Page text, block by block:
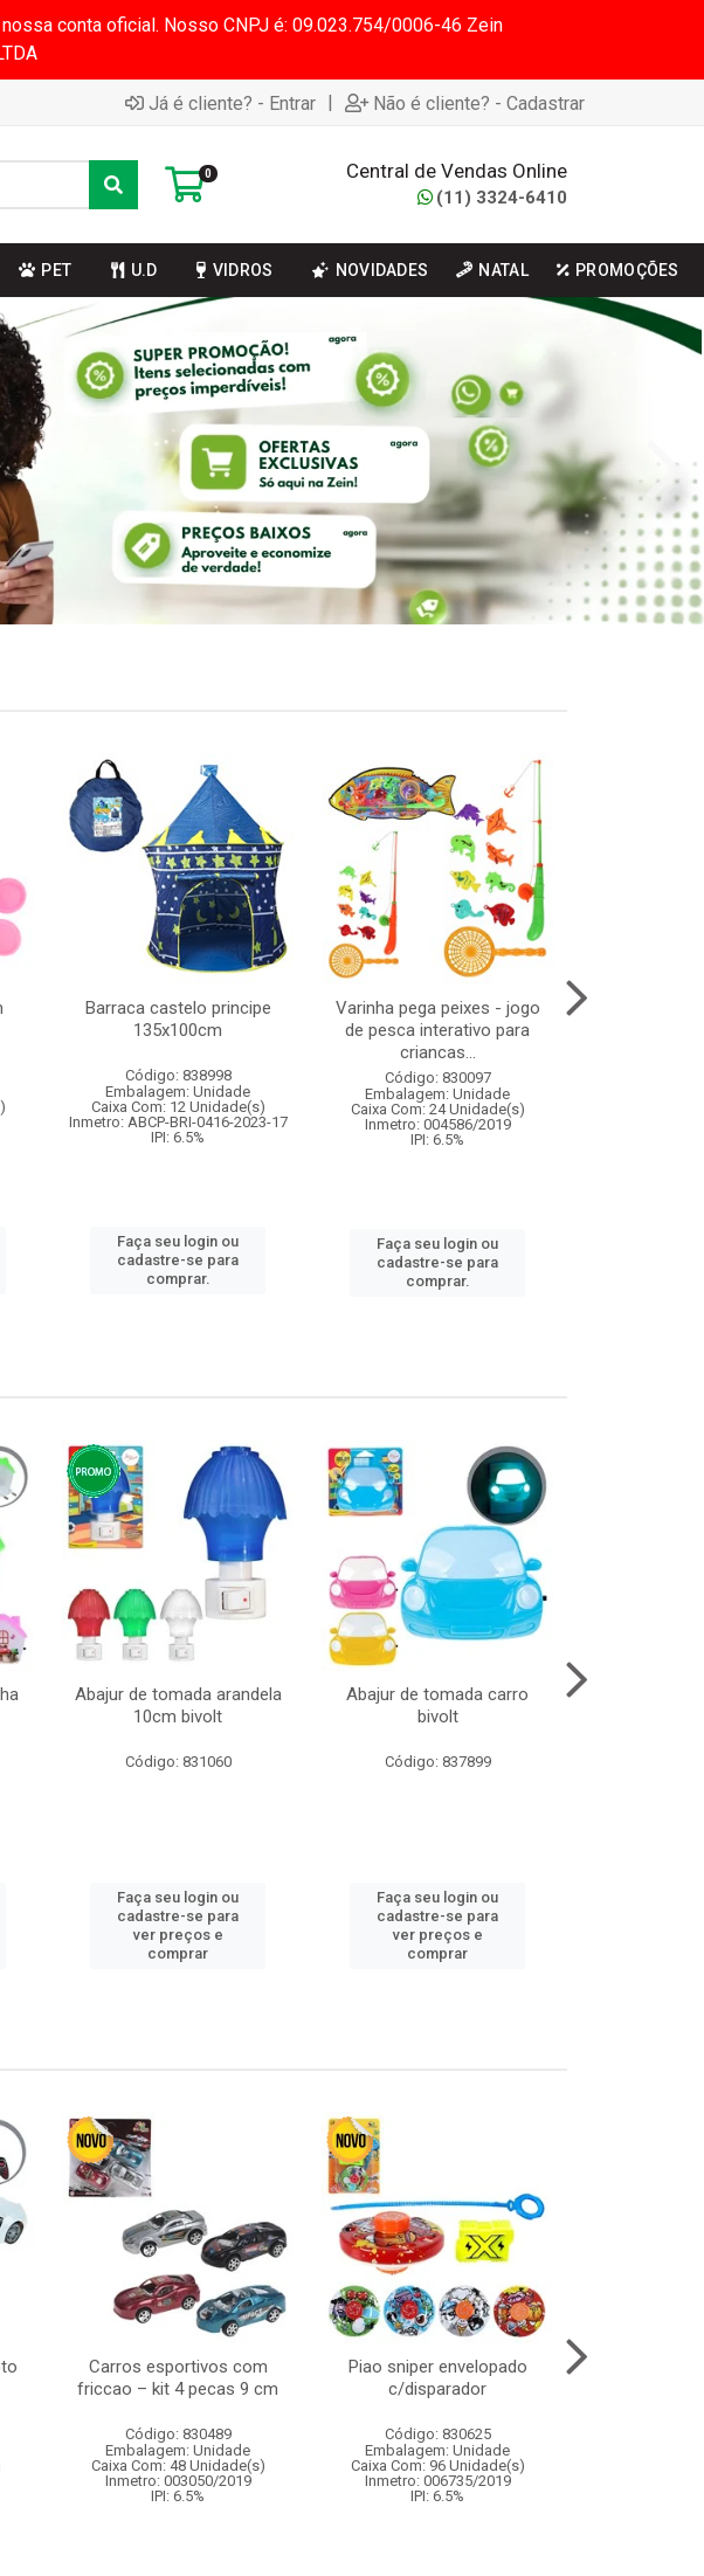
conta oficial. Nosso CNPJ é: 09.023.754/0006-46 Zein
Já é cliente? - Entrar | Não é cliente? - Cadastrar
0 Central de Vendas Online
(11) 3324-6410
PET U.D VIDROS NOVIDADES NATAL PROMOÇÕES
Barraca castelo principe
135x100cm
Código: 838998
Embalagem: Unidade
Caixa Com: 12 Unidade(s)
Inmetro: ABCP-BRI-0416-2023-17
IPI: 6.5%
Faça seu login ou
cadastre-se para
comprar.
Varinha pega peixes - jogo
de pesca interativo para
criancas...
Código: 830097
Embalagem: Unidade
Caixa Com: 24 Unidade(s)
Inmetro: 004586/2019
IPI: 6.5%
Faça seu login ou
cadastre-se para
comprar.
Abajur de tomada arandela
10cm bivolt
Código: 831060
Faça seu login ou
cadastre-se para
ver preços e
comprar
Abajur de tomada carro
bivolt
Código: 837899
Faça seu login ou
cadastre-se para
ver preços e
comprar
Carros esportivos com
friccao – kit 4 pecas 9 cm
Código: 830489
Embalagem: Unidade
Caixa Com: 48 Unidade(s)
Inmetro: 003050/2019
IPI: 6.5%
Piao sniper envelopado
c/disparador
Código: 830625
Embalagem: Unidade
Caixa Com: 96 Unidade(s)
Inmetro: 006735/2019
IPI: 6.5%